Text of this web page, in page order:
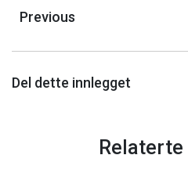
Previous
Del dette innlegget
Relaterte